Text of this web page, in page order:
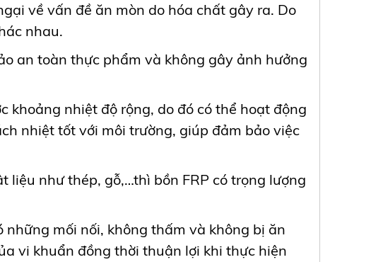
về vấn đề ăn mòn do hóa chất gây ra. Do
nhau.
an toàn thực phẩm và không gây ảnh hưởng
khoảng nhiệt độ rộng, do đó có thể hoạt động
nhiệt tốt với môi trường, giúp đảm bảo việc
liệu như thép, gỗ,…thì bồn FRP có trọng lượng
mối nối, không thấm và không bị ăn
vi khuẩn đồng thời thuận lợi khi thực hiện